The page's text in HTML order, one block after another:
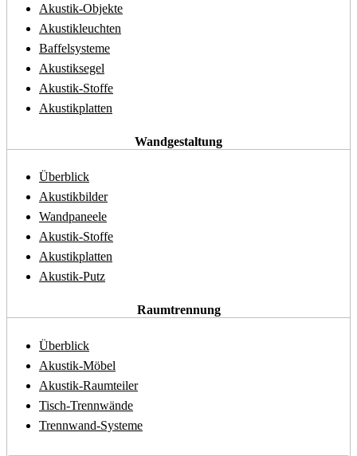
Akustik-Objekte
Akustikleuchten
Baffelsysteme
Akustiksegel
Akustik-Stoffe
Akustikplatten
Wandgestaltung
Überblick
Akustikbilder
Wandpaneele
Akustik-Stoffe
Akustikplatten
Akustik-Putz
Raumtrennung
Überblick
Akustik-Möbel
Akustik-Raumteiler
Tisch-Trennwände
Trennwand-Systeme